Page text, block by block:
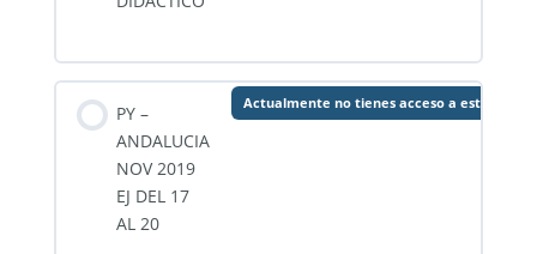
PY –
ANDALUCIA
NOV 2019
EJ DEL 17
AL 20
Actualmente no tienes acceso a este